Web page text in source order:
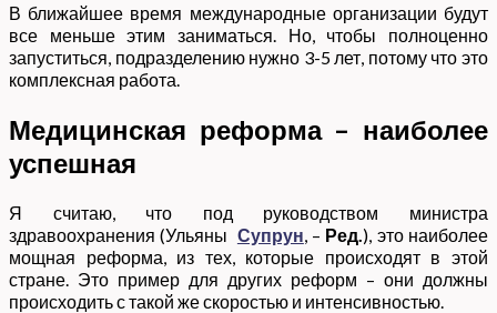
В ближайшее время международные организации будут
все меньше этим заниматься. Но, чтобы полноценно
запуститься, подразделению нужно 3-5 лет, потому что это
комплексная работа.
Медицинская реформа – наиболее
успешная
Я считаю, что под руководством министра
здравоохранения (Ульяны Супрун , – Ред. ), это наиболее
мощная реформа, из тех, которые происходят в этой
стране. Это пример для других реформ – они должны
происходить с такой же скоростью и интенсивностью.